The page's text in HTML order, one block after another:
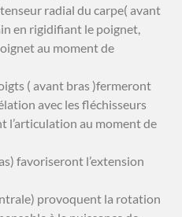
radial du carpe( avant
en rigidifiant le poignet,
au moment de
( avant bras )fermeront
avec les fléchisseurs
l’articulation au moment de
favoriseront l’extension
provoquent la rotation